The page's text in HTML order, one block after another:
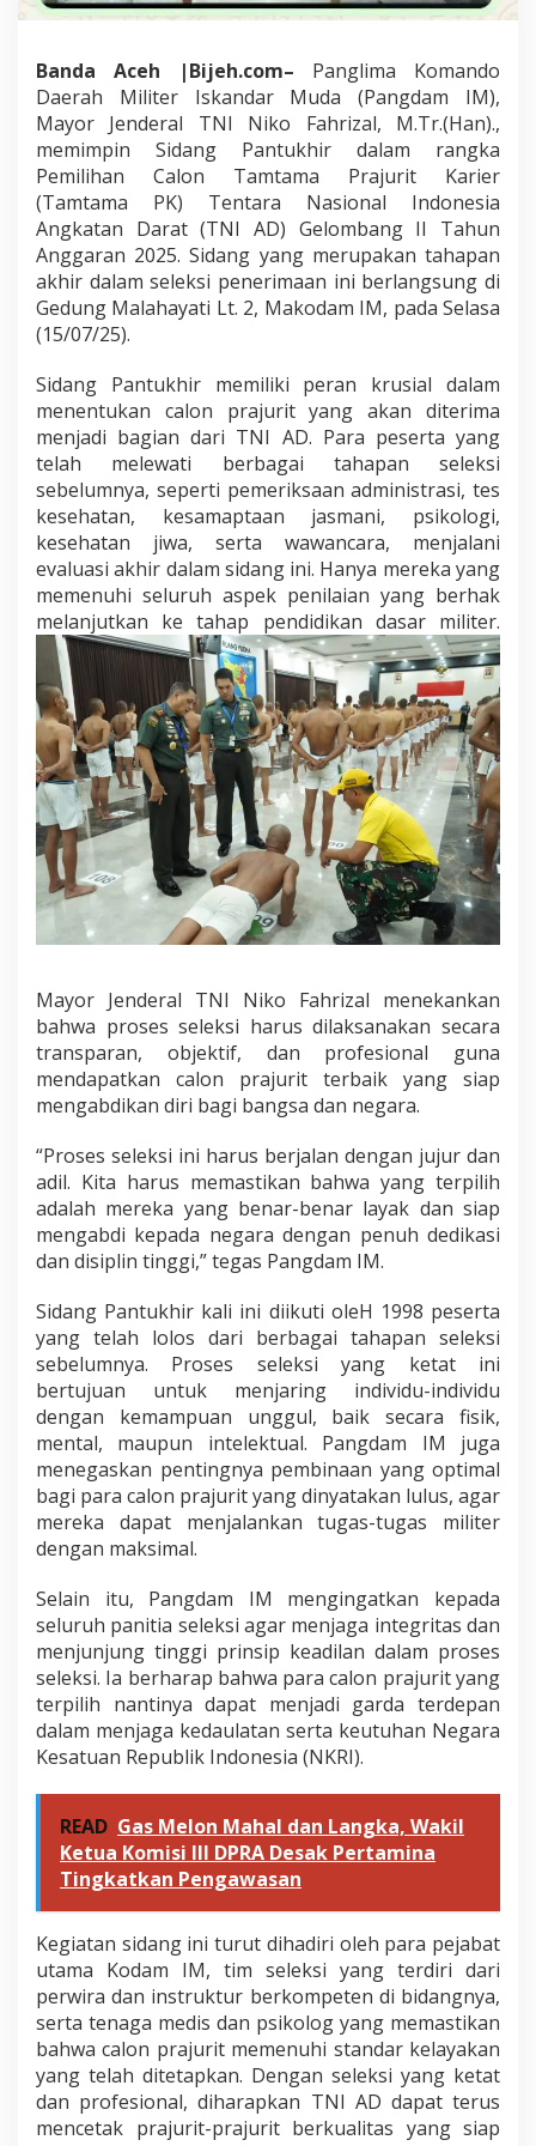
a
g
d
a
m
I
C
a
l
o
n
u
r
H
a
s
S
i
a
M
e
n
g
a
b
d
i
d
e
n
g
a
D
s
i
p
l
d
a
n
D
e
d
k
a
s
Banda Aceh |Bijeh.com– Panglima Komando
Daerah Militer Iskandar Muda (Pangdam IM),
Mayor Jenderal TNI Niko Fahrizal, M.Tr.(Han).,
memimpin Sidang Pantukhir dalam rangka
Pemilihan Calon Tamtama Prajurit Karier
(Tamtama PK) Tentara Nasional Indonesia
Angkatan Darat (TNI AD) Gelombang II Tahun
Anggaran 2025. Sidang yang merupakan tahapan
akhir dalam seleksi penerimaan ini berlangsung di
Gedung Malahayati Lt. 2, Makodam IM, pada Selasa
(15/07/25).
Sidang Pantukhir memiliki peran krusial dalam
menentukan calon prajurit yang akan diterima
menjadi bagian dari TNI AD. Para peserta yang
telah melewati berbagai tahapan seleksi
sebelumnya, seperti pemeriksaan administrasi, tes
kesehatan, kesamaptaan jasmani, psikologi,
kesehatan jiwa, serta wawancara, menjalani
evaluasi akhir dalam sidang ini. Hanya mereka yang
memenuhi seluruh aspek penilaian yang berhak
melanjutkan ke tahap pendidikan dasar militer.
Mayor Jenderal TNI Niko Fahrizal menekankan
bahwa proses seleksi harus dilaksanakan secara
transparan, objektif, dan profesional guna
mendapatkan calon prajurit terbaik yang siap
mengabdikan diri bagi bangsa dan negara.
“Proses seleksi ini harus berjalan dengan jujur dan
adil. Kita harus memastikan bahwa yang terpilih
adalah mereka yang benar-benar layak dan siap
mengabdi kepada negara dengan penuh dedikasi
dan disiplin tinggi,” tegas Pangdam IM.
Sidang Pantukhir kali ini diikuti oleH 1998 peserta
yang telah lolos dari berbagai tahapan seleksi
sebelumnya. Proses seleksi yang ketat ini
bertujuan untuk menjaring individu-individu
dengan kemampuan unggul, baik secara fisik,
mental, maupun intelektual. Pangdam IM juga
menegaskan pentingnya pembinaan yang optimal
bagi para calon prajurit yang dinyatakan lulus, agar
mereka dapat menjalankan tugas-tugas militer
dengan maksimal.
Selain itu, Pangdam IM mengingatkan kepada
seluruh panitia seleksi agar menjaga integritas dan
menjunjung tinggi prinsip keadilan dalam proses
seleksi. Ia berharap bahwa para calon prajurit yang
terpilih nantinya dapat menjadi garda terdepan
dalam menjaga kedaulatan serta keutuhan Negara
Kesatuan Republik Indonesia (NKRI).
READ Gas Melon Mahal dan Langka, Wakil
Ketua Komisi III DPRA Desak Pertamina
Tingkatkan Pengawasan
Kegiatan sidang ini turut dihadiri oleh para pejabat
utama Kodam IM, tim seleksi yang terdiri dari
perwira dan instruktur berkompeten di bidangnya,
serta tenaga medis dan psikolog yang memastikan
bahwa calon prajurit memenuhi standar kelayakan
yang telah ditetapkan. Dengan seleksi yang ketat
dan profesional, diharapkan TNI AD dapat terus
mencetak prajurit-prajurit berkualitas yang siap